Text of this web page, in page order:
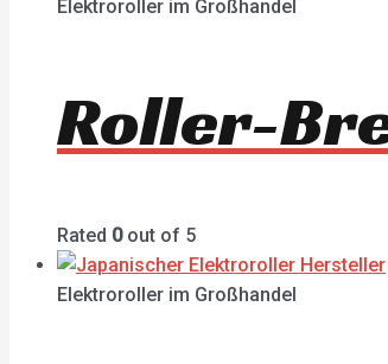
Elektroroller im Großhandel
Roller-
Rated 0out of 5
Elektroroller im Großhandel